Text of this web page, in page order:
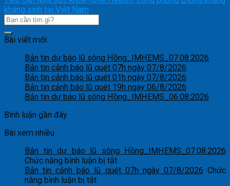
kháng sinh tại Việt Nam
Bài viết mới
Bản tin dự báo lũ sông Hồng_IMHEMS_07.08.2026
Bản tin cảnh báo lũ quét 07h ngày 07/8/2026
Bản tin cảnh báo lũ quét 01h ngày 07/8/2026
Bản tin cảnh báo lũ quét 19h ngày 06/8/2026
Bản tin dự báo lũ sông Hồng_IMHEMS_06.08.2026
Bình luận gần đây
Bài xem nhiều
Bản tin dự báo lũ sông Hồng_IMHEMS_07.08.2026
Chức năng bình luận bị tắtở
Bản
Bản tin cảnh báo lũ quét 07h ngày 07/8/2026 Chức
năng bình luận bị tắtở